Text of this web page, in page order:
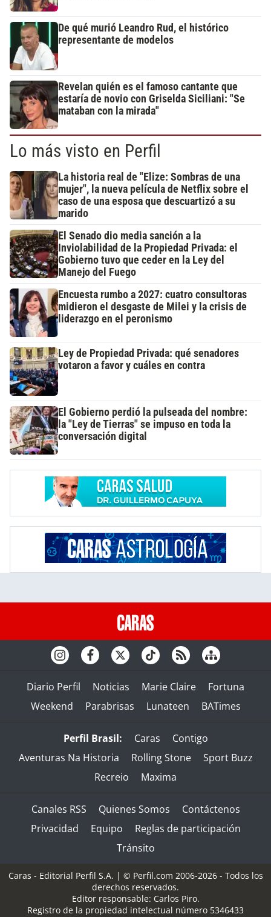
De qué murió Leandro Rud, el histórico
representante de modelos
Revelan quién es el famoso cantante que
estaría de novio con Griselda Siciliani: "Se
mataban con la mirada"
Lo más visto en Perfil
La historia real de "Elize: Sombras de una
mujer", la nueva película de Netflix sobre el
caso de una esposa que descuartizó a su
marido
El Senado dio media sanción a la
Inviolabilidad de la Propiedad Privada: el
Gobierno tuvo que ceder en la Ley del
Manejo del Fuego
Encuesta rumbo a 2027: cuatro consultoras
midieron el desgaste de Milei y la crisis de
liderazgo en el peronismo
Ley de Propiedad Privada: qué senadores
votaron a favor y cuáles en contra
El Gobierno perdió la pulseada del nombre:
la "Ley de Tierras" se impuso en toda la
conversación digital
Diario Perfil Noticias Marie Claire
Fortuna
Weekend
Parabrisas Lunateen BATimes
Perfil Brasil: Caras
Contigo
Aventuras Na Historia
Rolling Stone
Sport Buzz
Recreio
Maxima
Canales RSS Quienes Somos
Contáctenos
Privacidad
Equipo
Reglas de participación
Tránsito
Caras - Editorial Perfil S.A. | © Perfil.com 2006-2026 - Todos los
derechos reservados.
Editor responsable: Carlos Piro.
Registro de la propiedad intelectual número 5346433